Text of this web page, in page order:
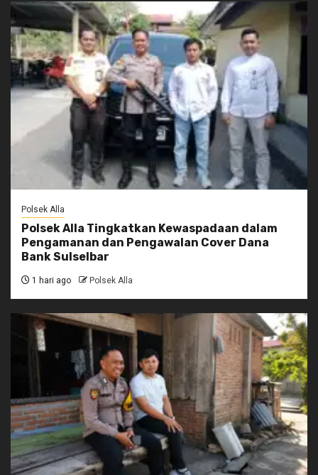
Polsek Alla
Polsek Alla Tingkatkan Kewaspadaan dalam
Pengamanan dan Pengawalan Cover Dana
Bank Sulselbar
1 hari ago Polsek Alla